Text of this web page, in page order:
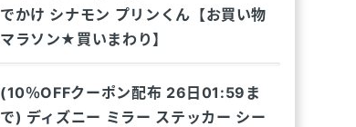
でかけ シナモン プリンくん【お買い物
マラソン★買いまわり】
(10％OFFクーポン配布 26日01:59ま
で) ディズニー ミラー ステッカー シー